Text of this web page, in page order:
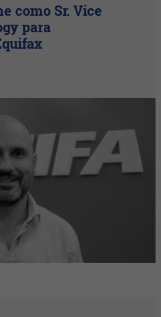
como Sr. Vice
para